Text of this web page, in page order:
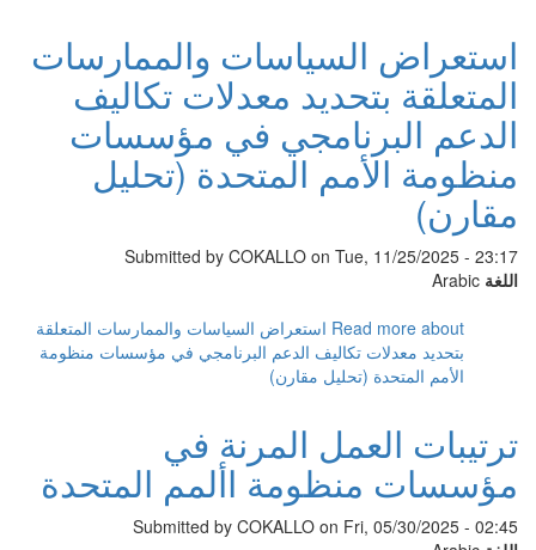
استعراض السياسات والممارسات
المتعلقة بتحديد معدلات تكاليف
الدعم البرنامجي في مؤسسات
منظومة الأمم المتحدة (تحليل
مقارن)
Submitted by COKALLO on Tue, 11/25/2025 - 23:17
اللغة
Read more about استعراض السياسات والممارسات المتعلقة
بتحديد معدلات تكاليف الدعم البرنامجي في مؤسسات منظومة
الأمم المتحدة (تحليل مقارن)
ترتيبات العمل المرنة في
مؤسسات منظومة األمم المتحدة
Submitted by COKALLO on Fri, 05/30/2025 - 02:45